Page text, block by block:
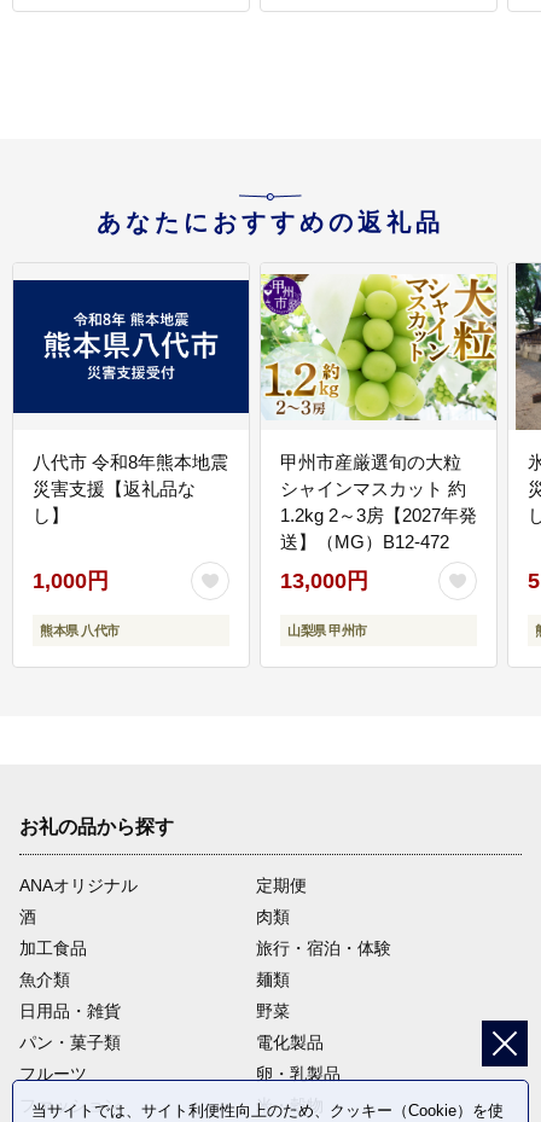
あなたにおすすめの返礼品
八代市 令和8年熊本地震
災害支援【返礼品な
し】
1,000円
熊本県 八代市
甲州市産厳選旬の大粒
シャインマスカット 約
1.2kg 2～3房【2027年発
送】（MG）B12-472
13,000円
山梨県 甲州市
お礼の品から探す
ANAオリジナル
定期便
酒
肉類
加工食品
旅行・宿泊・体験
魚介類
麺類
日用品・雑貨
野菜
パン・菓子類
電化製品
フルーツ
卵・乳製品
ファッション
米・穀物
当サイトでは、サイト利便性向上のため、クッキー（Cookie）を使